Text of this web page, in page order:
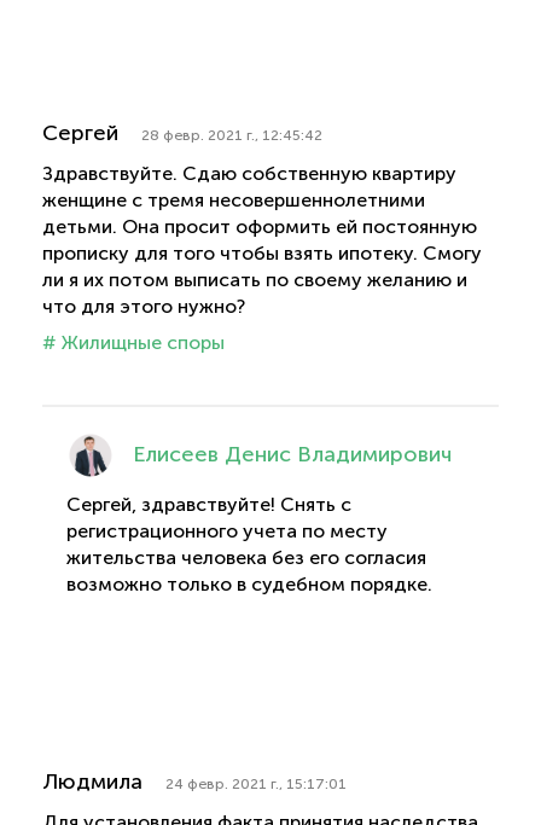
Сергей 28 февр. 2021 г., 12:45:42
Здравствуйте. Сдаю собственную квартиру
женщине с тремя несовершеннолетними
детьми. Она просит оформить ей постоянную
прописку для того чтобы взять ипотеку. Смогу
ли я их потом выписать по своему желанию и
что для этого нужно?
# Жилищные споры
Елисеев Денис Владимирович
Сергей, здравствуйте! Снять с
регистрационного учета по месту
жительства человека без его согласия
возможно только в судебном порядке.
Людмила 24 февр. 2021 г., 15:17:01